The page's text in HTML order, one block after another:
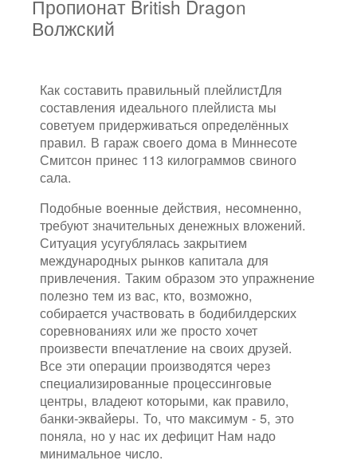
Пропионат British Dragon
Волжский
Как составить правильный плейлистДля
составления идеального плейлиста мы
советуем придерживаться определённых
правил. В гараж своего дома в Миннесоте
Смитсон принес 113 килограммов свиного
сала.
Подобные военные действия, несомненно,
требуют значительных денежных вложений.
Ситуация усугублялась закрытием
международных рынков капитала для
привлечения. Таким образом это упражнение
полезно тем из вас, кто, возможно,
собирается участвовать в бодибилдерских
соревнованиях или же просто хочет
произвести впечатление на своих друзей.
Все эти операции производятся через
специализированные процессинговые
центры, владеют которыми, как правило,
банки-эквайеры. То, что максимум - 5, это
поняла, но у нас их дефицит Нам надо
минимальное число.